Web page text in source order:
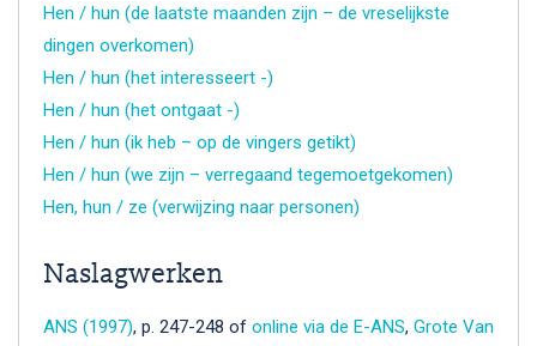
Hen / hun (de laatste maanden zijn – de vreselijkste
dingen overkomen)
Hen / hun (het interesseert -)
Hen / hun (het ontgaat -)
Hen / hun (ik heb – op de vingers getikt)
Hen / hun (we zijn – verregaand tegemoetgekomen)
Hen, hun / ze (verwijzing naar personen)
Naslagwerken
ANS (1997), p. 247-248 of online via de E-ANS, Grote Van